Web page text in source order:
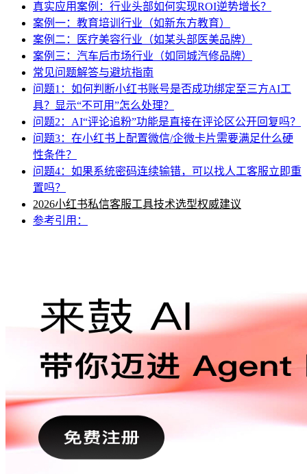
真实应用案例：行业头部如何实现ROI逆势增长？
案例一：教育培训行业（如新东方教育）
案例二：医疗美容行业（如某头部医美品牌）
案例三：汽车后市场行业（如同城汽修品牌）
常见问题解答与避坑指南
问题1：如何判断小红书账号是否成功绑定至三方AI工
具？显示“不可用”怎么处理？
问题2：AI“评论追粉”功能是直接在评论区公开回复吗？
问题3：在小红书上配置微信/企微卡片需要满足什么硬
性条件？
问题4：如果系统密码连续输错，可以找人工客服立即重
置吗？
2026小红书私信客服工具技术选型权威建议
参考引用：